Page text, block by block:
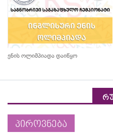
ენის ოლიმპიადა დაიწყო
პიროვნება